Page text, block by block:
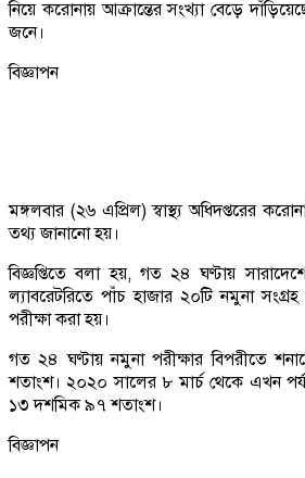
নিয়ে করোনায় আক্রান্তের সংখ্যা বেড়ে
জনে।
বিজ্ঞাপন
মঙ্গলবার (২৬ এপ্রিল) স্বাস্থ্য অধিদপ্তরের
তথ্য জানানো হয়।
বিজ্ঞপ্তিতে বলা হয়, গত ২৪ ঘণ্টায় সারাদেশে
ল্যাবরেটরিতে পাঁচ হাজার ২০টি নমুনা
পরীক্ষা করা হয়।
গত ২৪ ঘণ্টায় নমুনা পরীক্ষার বিপরীতে
শতাংশ। ২০২০ সালের ৮ মার্চ থেকে এখন
১৩ দশমিক ৯৭ শতাংশ।
বিজ্ঞাপন